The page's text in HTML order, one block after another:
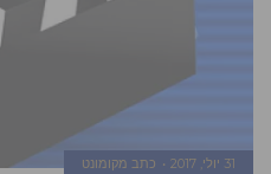
31 יולי, 2017 כתב מקומונט